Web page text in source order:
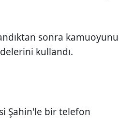
sonra kamuoyunu
kullandı.
Şahin'le bir telefon